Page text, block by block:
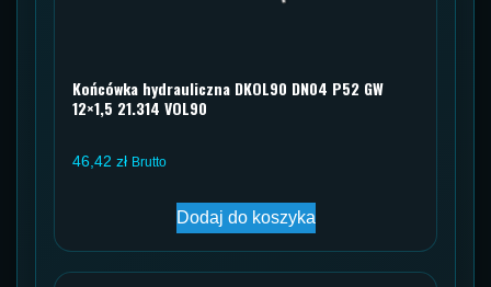
Końcówka hydrauliczna DKOL90 DN04 P52 GW
12×1,5 21.314 VOL90
46,42 zł Brutto
Dodaj do koszyka